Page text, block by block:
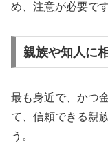
め、注意が必要です
親族や知人に
最も身近で、かつ
て、信頼できる親
う。